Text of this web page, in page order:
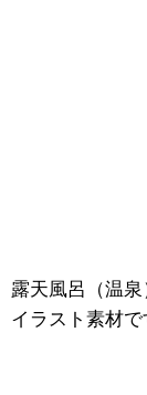
露天風呂（温
イラスト素材で